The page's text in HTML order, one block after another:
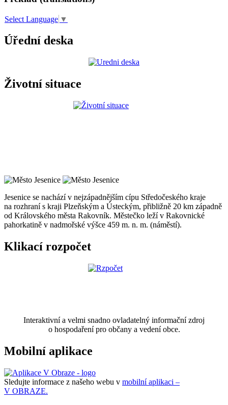
Select Language ▼
Úřední deska
Životní situace
Jesenice se nachází v nejzápadnějším cípu Středočeského kraje
na rozhraní s kraji Plzeňským a Ústeckým, přibližně 20 km západně
od Královského města Rakovník. Městečko leží v Rakovnické
pahorkatině v nadmořské výšce 459 m. n. m. (náměstí).
Klikací rozpočet
Interaktivní a velmi snadno ovladatelný informační zdroj
o hospodaření pro občany a vedení obce.
Mobilní aplikace
Sledujte informace z našeho webu v mobilní aplikaci –
V OBRAZE.